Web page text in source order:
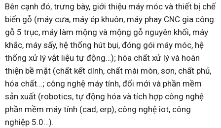
Bên cạnh đó, trưng bày, giới thiệu máy móc và thiết bị chế
biến gỗ (máy cưa, máy ép khuôn, máy phay CNC gia công
gỗ 5 trục, máy làm mộng và mộng gỗ nguyên khối, máy
khắc, máy sấy, hệ thống hút bụi, đóng gói máy móc, hệ
thống xử lý vật liệu tự động…); hóa chất xử lý và hoàn
thiện bề mặt (chất kết dính, chất mài mòn, sơn, chất phủ,
hóa chất…; công nghệ máy tính, đổi mới và phần mềm
sản xuất (robotics, tự động hóa và tích hợp công nghệ
phần mềm máy tính (cad, erp), công nghệ iot, công
nghiệp 5.0…).